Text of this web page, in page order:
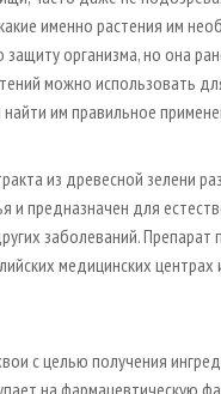
именно растения им
организма, но она
можно использовать
им правильное
из древесной зелени
предназначен для
заболеваний.
медицинских
с целью получения
на фармацевтическую